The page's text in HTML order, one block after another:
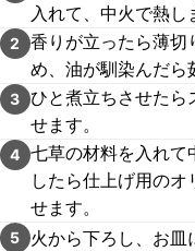
入れて、中火で熱し
2
香りが立ったら薄切
め、油が馴染んだら
3 ひと煮立ちさせたら
せます。
4 七草の材料を入れて
したら仕上げ用の
せます。
5 火から下ろし、お皿